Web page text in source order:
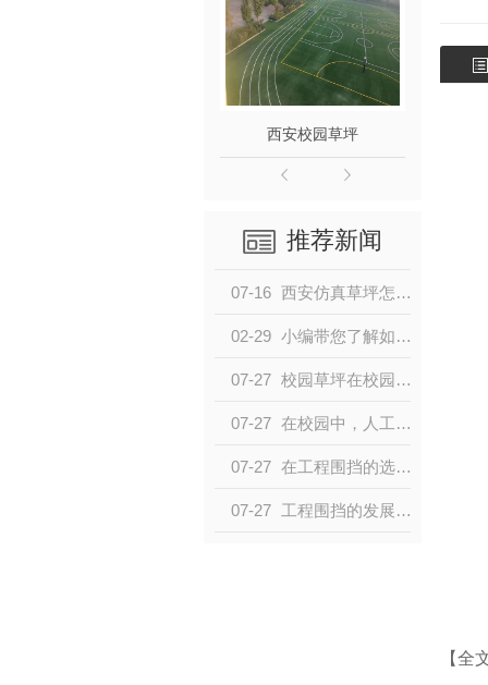
推荐新闻
07-16 西安仿真草坪怎么选？屋顶阳台人造草防晒耐磨安装要点全解析
02-29 小编带您了解如何铺装仿真草坪才不容易开胶呢
07-27 校园草坪在校园中有什么作用呢？
07-27 在校园中，人工草坪该如何定期保养？
07-27 在工程围挡的选材过程中，我们需要考虑多种因素!
07-27 工程围挡的发展历史可以追溯到19世纪的欧洲
【全